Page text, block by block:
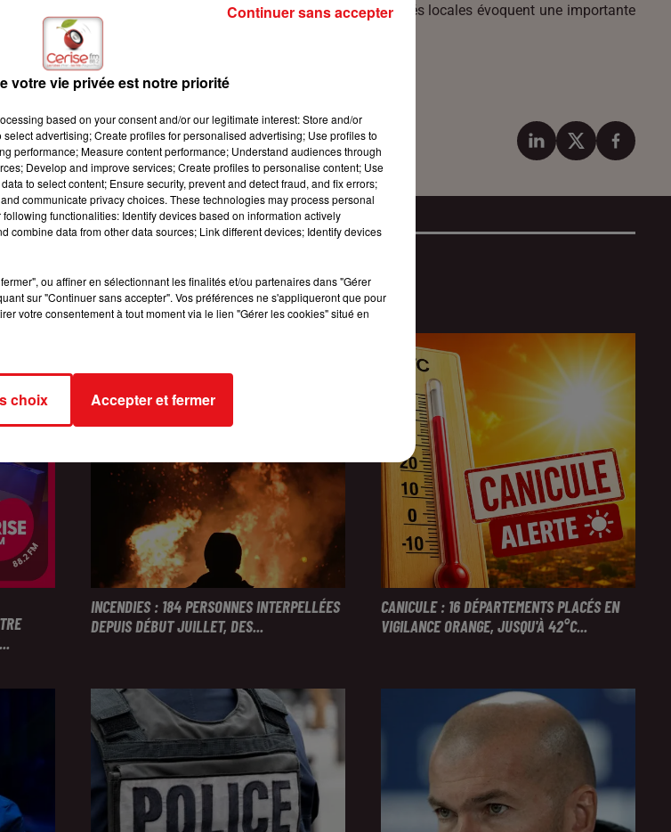
de célébrer le centenaire de sa reconstruction. Les autorités locales évoquent une importante
de déterminer les circonstances exactes du sinistre.
INCENDIES : 184 PERSONNES INTERPELLÉES
DEPUIS DÉBUT JUILLET, DES...
CANICULE : 16 DÉPARTEMENTS PLACÉS EN
VIGILANCE ORANGE, JUSQU'À 42°C...
votre vie privée est notre priorité
based on your consent and/or our legitimate interest: Store and/or
advertising; Create profiles for personalised advertising; Use profiles to
performance; Measure content performance; Understand audiences through
Develop and improve services; Create profiles to personalise content; Use
to select content; Ensure security, prevent and detect fraud, and fix errors;
communicate privacy choices. These technologies may process personal
functionalities: Identify devices based on information actively
combine data from other data sources; Link different devices; Identify devices
ou affiner en sélectionnant les finalités et/ou partenaires dans "Gérer
sur "Continuer sans accepter". Vos préférences ne s'appliqueront que pour
votre consentement à tout moment via le lien "Gérer les cookies" situé en
choix Accepter et fermer
Continuer sans accepter